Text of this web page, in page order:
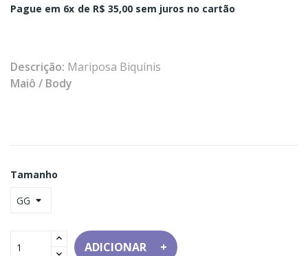
Pague em 6x de R$ 35,00 sem juros no cartão
Descrição: Mariposa Biquínis
Maiô / Body
Tamanho
ADICIONAR